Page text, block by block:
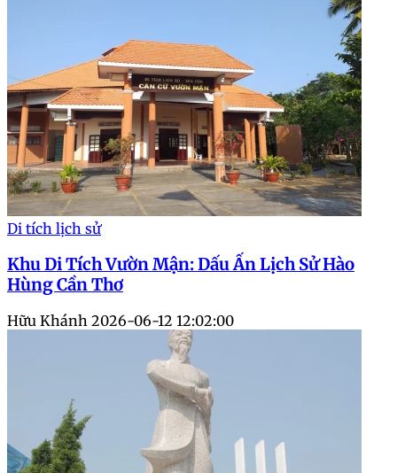
Di tích lịch sử
Khu Di Tích Vườn Mận: Dấu Ấn Lịch Sử Hào
Hùng Cần Thơ
Hữu Khánh 2026-06-12 12:02:00